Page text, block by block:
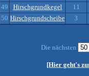
49
Hirschgrundkegel 11
50 Hirschgrundscheibe 3
Die nächsten
[Hier geht's